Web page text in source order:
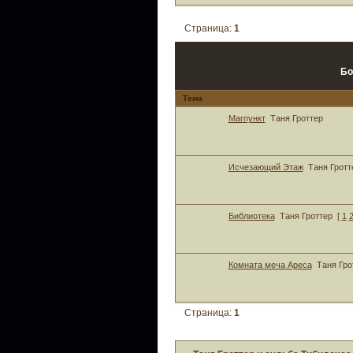
Страница: 1
Тема
Магпункт Таня Гроттер
Исчезающий Этаж Таня
Библиотека Таня Гроттер [ 1 2
Комната меча Ареса Таня
Страница: 1